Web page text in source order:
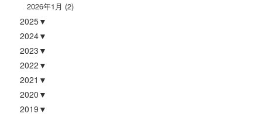
2026年1月 (2)
2025
2024
2023
2022
2021
2020
2019